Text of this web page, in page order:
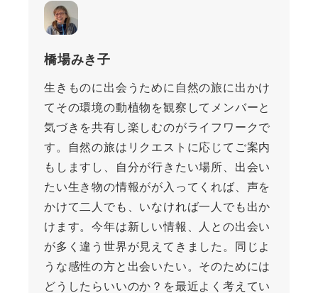
橋場みき子
生きものに出会うために自然の旅に出かけ
てその環境の動植物を観察してメンバーと
気づきを共有し楽しむのがライフワークで
す。自然の旅はリクエストに応じてご案内
もしますし、自分が行きたい場所、出会い
たい生き物の情報がが入ってくれば、声を
かけて二人でも、いなければ一人でも出か
けます。今年は新しい情報、人との出会い
が多く違う世界が見えてきました。同じよ
うな感性の方と出会いたい。そのためには
どうしたらいいのか？を最近よく考えてい